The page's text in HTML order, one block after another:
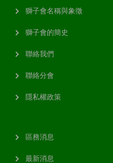
獅子會名稱與象徵
獅子會的簡史
聯絡我們
聯絡分會
隱私權政策
區務消息
最新消息